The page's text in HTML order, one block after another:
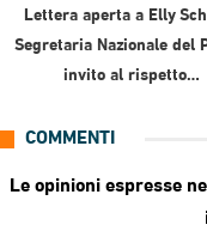
Lettera aperta a Elly
Segretaria Nazionale del
invito al rispetto…
COMMENTI
Le opinioni espresse